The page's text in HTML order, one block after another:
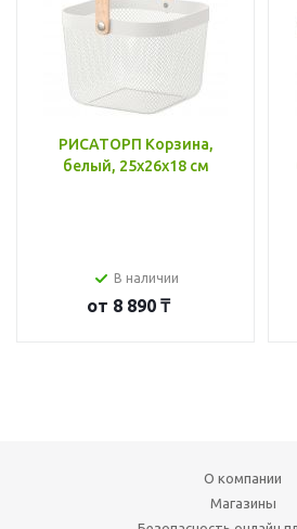
РИСАТОРП Корзина,
белый, 25x26x18 см
В наличии
от 8 890 ₸
О компании
Магазины